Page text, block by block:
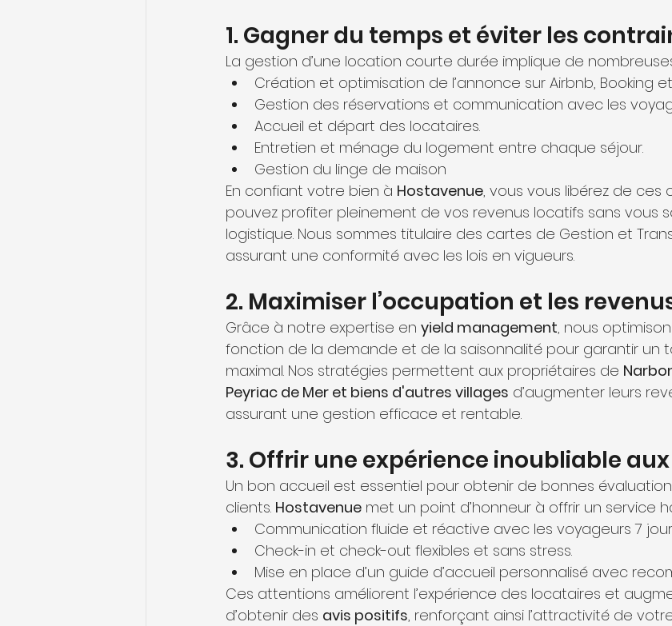
1. Gagner du temps et éviter les
La gestion d’une location courte durée implique de
Création et optimisation de l’annonce sur Airbnb, Booking
Gestion des réservations et communication avec les
Accueil et départ des locataires.
Entretien et ménage du logement entre chaque séjour.
Gestion du linge de maison
En confiant votre bien à Hostavenue, vous vous libérez de ces
pouvez profiter pleinement de vos revenus locatifs sans vous
logistique. Nous sommes titulaire des cartes de Gestion et
assurant une conformité avec les lois en vigueurs.
2. Maximiser l’occupation et les
Grâce à notre expertise en yield management, nous
fonction de la demande et de la saisonnalité pour garantir un
maximal. Nos stratégies permettent aux propriétaires de
Peyriac de Mer et biens d'autres villages d’augmenter leurs
assurant une gestion efficace et rentable.
3. Offrir une expérience inoubliable
Un bon accueil est essentiel pour obtenir de bonnes
clients. Hostavenue met un point d’honneur à offrir un service
Communication fluide et réactive avec les voyageurs 7
Check-in et check-out flexibles et sans stress.
Mise en place d’un guide d’accueil personnalisé avec
Ces attentions améliorent l’expérience des locataires et
d’obtenir des avis positifs, renforçant ainsi l’attractivité de